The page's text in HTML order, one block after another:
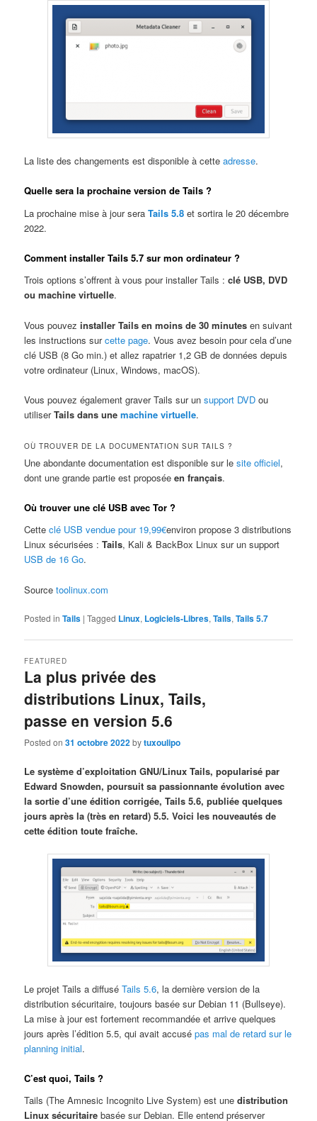
La liste des changements est disponible à cetteadresse.
Quelle sera la prochaine version de Tails ?
La prochaine mise à jour seraTails 5.8 et sortira le 20 décembre
2022.
Comment installer Tails 5.7 sur mon ordinateur ?
Trois options s’offrent à vous pour installer Tails :clé USB, DVD
ou machine virtuelle.
Vous pouvezinstaller Tails en moins de 30 minutes en suivant
les instructions surcette page. Vous avez besoin pour cela d’une
clé USB (8 Go min.) et allez rapatrier 1,2 GB de données depuis
votre ordinateur (Linux, Windows, macOS).
Vous pouvez également graver Tails sur unsupport DVD ou
utiliserTails dans unemachine virtuelle.
OÙ TROUVER DE LA DOCUMENTATION SUR TAILS ?
Une abondante documentation est disponible sur lesite officiel,
dont une grande partie est proposéeen français.
Où trouver une clé USB avec Tor ?
Cetteclé USB vendue pour 19,99€environ propose 3 distributions
Linux sécurisées :Tails, Kali & BackBox Linux sur un support
USB de 16 Go.
Sourcetoolinux.com
Posted in Tails |Tagged Linux, Logiciels-Libres,Tails,Tails 5.7
La plus privée des
distributions Linux, Tails,
passe en version 5.6
FEATURED
Posted on31 octobre 2022bytuxoulipo
Le système d’exploitation GNU/Linux Tails, popularisé par
Edward Snowden, poursuit sa passionnante évolution avec
la sortie d’une édition corrigée, Tails 5.6, publiée quelques
jours après la (très en retard) 5.5. Voici les nouveautés de
cette édition toute fraîche.
Le projet Tails a diffuséTails 5.6, la dernière version de la
distribution sécuritaire, toujours basée sur Debian 11 (Bullseye).
La mise à jour est fortement recommandée et arrive quelques
jours après l’édition 5.5, qui avait accusépas mal de retard sur le
planning initial.
C’est quoi, Tails ?
Tails (The Amnesic Incognito Live System) est unedistribution
Linux sécuritaire basée sur Debian. Elle entend préserver